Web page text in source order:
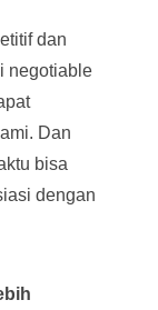
dan
negotiable
Dan
bisa
dengan